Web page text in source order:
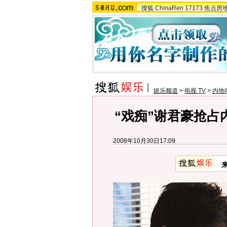
搜狐 ChinaRen 17173 焦点房
娱乐频道 > 电视 TV > 内地
“戏痴”谢君豪抢占
2008年10月30日17:09